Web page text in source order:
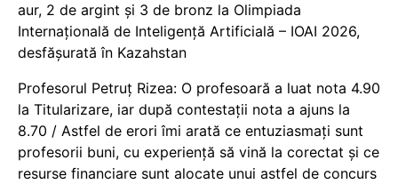
aur, 2 de argint și 3 de bronz la Olimpiada
Internațională de Inteligență Artificială – IOAI 2026,
desfășurată în Kazahstan
Profesorul Petruț Rizea: O profesoară a luat nota 4.90
la Titularizare, iar după contestații nota a ajuns la
8.70 / Astfel de erori îmi arată ce entuziasmați sunt
profesorii buni, cu experiență să vină la corectat și ce
resurse financiare sunt alocate unui astfel de concurs